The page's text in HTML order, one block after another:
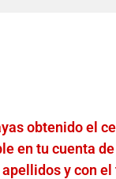
obtenido el
en tu cuenta
y con